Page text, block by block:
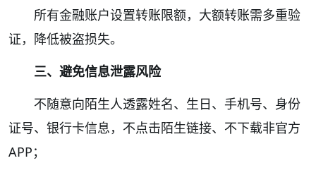
所有金融账户设置转账限额，大额转账需多重验
证，降低被盗损失。
三、避免信息泄露风险
不随意向陌生人透露姓名、生日、手机号、身份
证号、银行卡信息，不点击陌生链接、不下载非官方
APP；